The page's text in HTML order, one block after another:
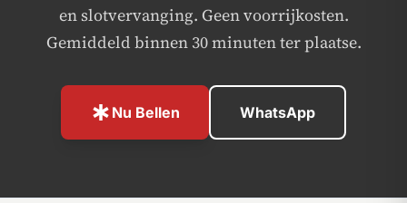
en slotvervanging. Geen voorrijkosten.
Gemiddeld binnen 30 minuten ter plaatse.
emergency Nu Bellen WhatsApp